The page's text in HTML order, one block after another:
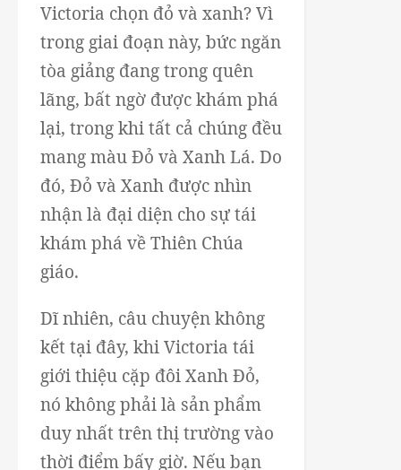
Victoria chọn đỏ và xanh? Vì
trong giai đoạn này, bức ngăn
tòa giảng đang trong quên
lãng, bất ngờ được khám phá
lại, trong khi tất cả chúng đều
mang màu Đỏ và Xanh Lá. Do
đó, Đỏ và Xanh được nhìn
nhận là đại diện cho sự tái
khám phá về Thiên Chúa
giáo.
Dĩ nhiên, câu chuyện không
kết tại đây, khi Victoria tái
giới thiệu cặp đôi Xanh Đỏ,
nó không phải là sản phẩm
duy nhất trên thị trường vào
thời điểm bấy giờ. Nếu bạn